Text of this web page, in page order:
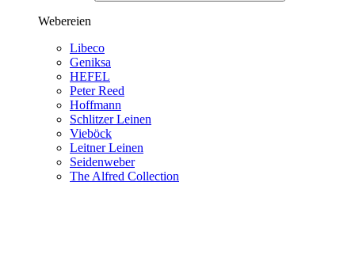
Webereien
Libeco
Geniksa
HEFEL
Peter Reed
Hoffmann
Schlitzer Leinen
Vieböck
Leitner Leinen
Seidenweber
The Alfred Collection